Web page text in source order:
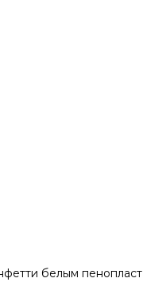
белым пенопласт